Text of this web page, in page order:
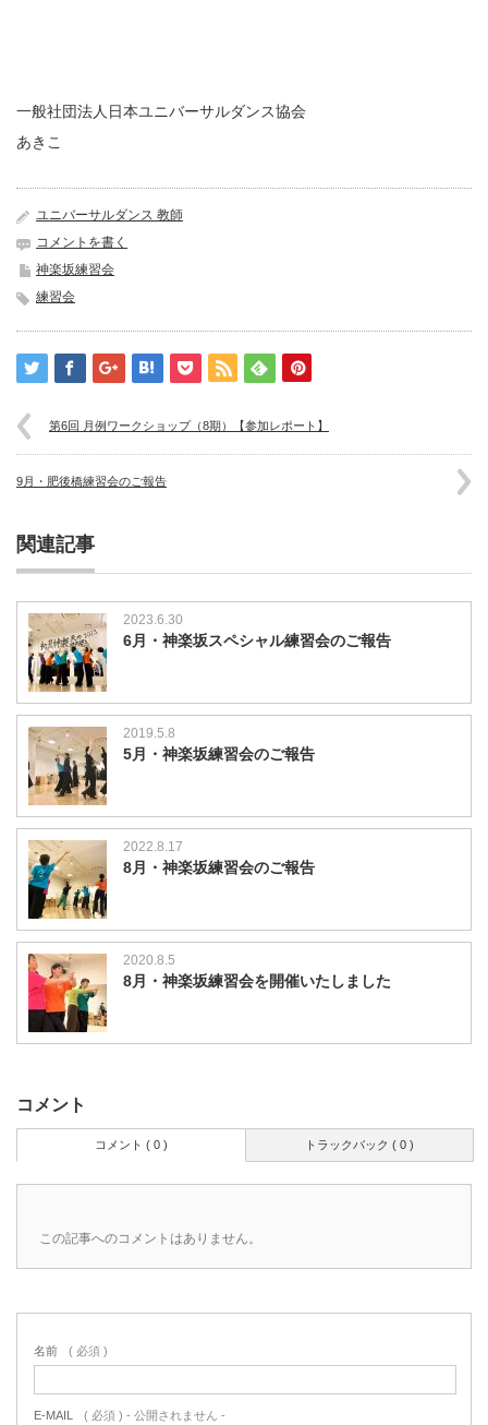
一般社団法人日本ユニバーサルダンス協会
あきこ
ユニバーサルダンス 教師
コメントを書く
神楽坂練習会
練習会
第6回 月例ワークショップ（8期）【参加レポート】
9月・肥後橋練習会のご報告
関連記事
2023.6.30
6月・神楽坂スペシャル練習会のご報告
2019.5.8
5月・神楽坂練習会のご報告
2022.8.17
8月・神楽坂練習会のご報告
2020.8.5
8月・神楽坂練習会を開催いたしました
コメント
トラックバック ( 0 )
コメント ( 0 )
この記事へのコメントはありません。
名前 ( 必須 )
E-MAIL ( 必須 ) - 公開されません -